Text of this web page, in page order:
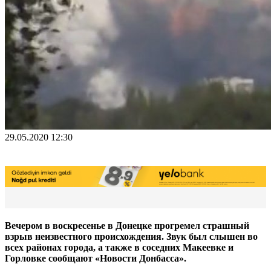
29.05.2020 12:30
Вечером в воскресенье в Донецке прогремел страшный
взрыв неизвестного происхождения. Звук был слышен во
всех районах города, а также в соседних Макеевке и
Горловке сообщают «Новости Донбасса».